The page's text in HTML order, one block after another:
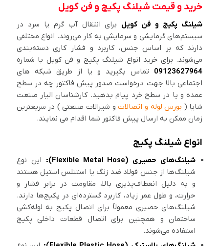
خرید و قیمت شیلنگ پکیج و فن کویل
شیلنگ پکیج و فن کویل برای انتقال آب گرم یا سرد در
سیستم‌های گرمایشی و سرمایشی به کار می‌روند. انواع مختلفی
دارند که بر اساس جنس، کاربرد و فشار کاری دسته‌بندی
می‌شوند. برای خرید انواع شیلنگ پکیج و فن کویل با شماره
09123627964 تماس بگیرید و یا از طریق شبکه های
اجتماعی بالا جهت درخواست صدور پیش فاکتور چه در سطح
عمده و یا در سطح خرد پیام بدهید. کارشناسان الیار صنعت
شایا ( بورس لوله و اتصالاتو شیرالات صنعتی ) در سریعترین
زمان ممکن به ارسال پیش فاکتور شما اقدام می نمایند.
انواع شیلنگ پکیج
شیلنگ‌های حصیری (Flexible Metal Hose):
این نوع
شیلنگ‌ها از جنس فولاد ضد زنگ یا استنلس استیل هستند
و به دلیل انعطاف‌پذیری بالا، مقاومت در برابر فشار و
حرارت، و طول عمر زیاد، کاربرد گسترده‌ای در پکیج‌ها دارند.
شیلنگ‌های حصیری معمولاً برای اتصال پکیج به لوله‌کشی
ساختمان و همچنین برای اتصال قطعات داخلی پکیج
استفاده می‌شوند.